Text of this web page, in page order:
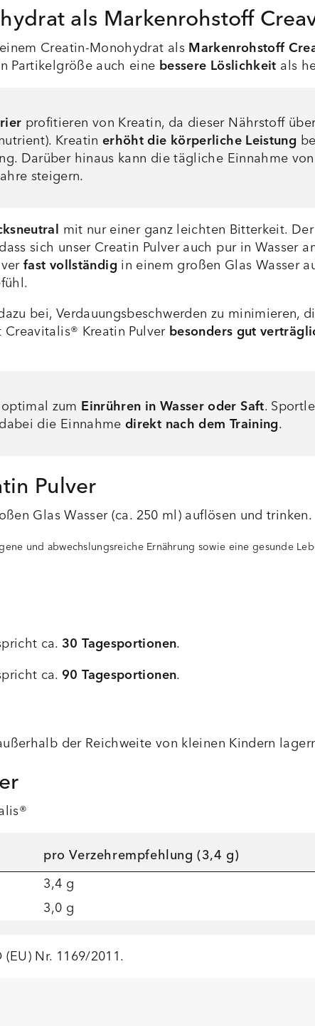
als Markenrohstoff
Creatin-Monohydrat alsMarkenrohstoff
Partikelgröße auch eine bessere Löslichkeit als
profitieren von Kreatin, da dieser Nährstoff
Kreatin erhöht die körperliche Leistung
Darüber hinaus kann die tägliche Einnahme
steigern.
mit nur einer ganz leichten Bitterkeit.
sich unser Creatin Pulver auch pur in Wasser
fast vollständig in einem großen Glas Wasser
bei, Verdauungsbeschwerden zu minimieren,
Kreatin Pulverbesonders gut
zum Einrühren in Wasser oder Saft.
die Einnahmedirekt nach dem Training.
Pulver
Glas Wasser (ca. 250 ml) auflösen und trinken.
und abwechslungsreiche Ernährung sowie eine gesunde
ca.30 Tagesportionen.
ca.90 Tagesportionen.
der Reichweite von kleinen Kindern
pro Verzehrempfehlung (3,4 g)
3,4 g
3,0 g
Nr. 1169/2011.